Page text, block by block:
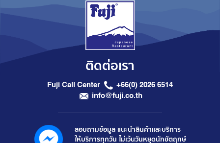
ติดต่อเรา
Fuji Call Center
+66(0) 2026 6514
info@fuji.co.th
สอบถามข้อมูล แนะนำสินค้าและบริการ
ให้บริการทุกวัน ไม่เว้นวันหยุดนักขัตฤกษ์